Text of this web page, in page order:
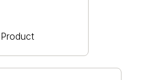
Product